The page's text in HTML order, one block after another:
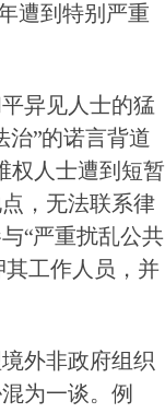
遭到特别严重
异见人士的猛
治”的诺言背道
权人士遭到短暂
，无法联系律
“严重扰乱公共
其工作人员，并
外非政府组织
为一谈。例